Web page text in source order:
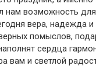
нам возможность
вера, надежда
помыслов,
сердца
вам и светлой